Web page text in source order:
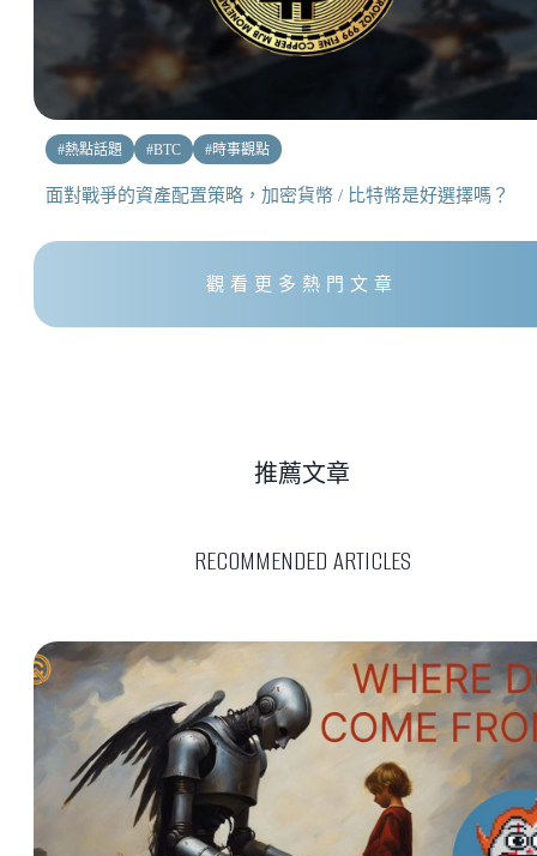
#熱點話題 #BTC #時事觀點
面對戰爭的資產配置策略，加密貨幣 / 比特幣是好選擇嗎？
觀看更多熱門文章
RECOMMENDED ARTICLES
推薦文章